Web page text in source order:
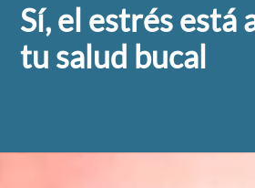
Sí, el estrés está
tu salud bucal